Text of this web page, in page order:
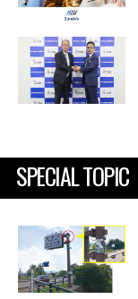
SPECIAL TOPIC